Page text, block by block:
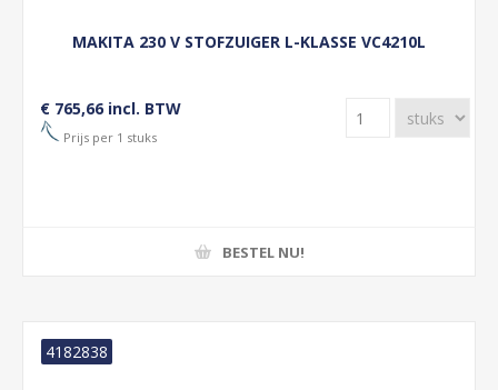
MAKITA 230 V STOFZUIGER L-KLASSE VC4210L
€ 765,66 incl. BTW
Prijs per 1 stuks
BESTEL NU!
4182838